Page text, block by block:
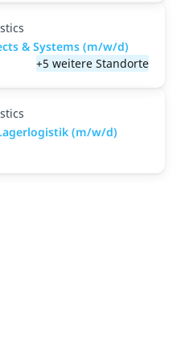
& Systems (m/w/d)
+5 weitere Standorte
(m/w/d)